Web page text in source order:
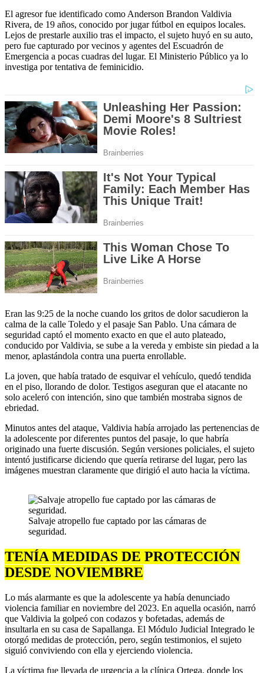
El agresor fue identificado como Anderson Brandon Valdivia
Rivera, de 19 años, conocido por jugar fútbol en equipos locales.
Lejos de prestarle auxilio tras el impacto, el sujeto huyó en su auto,
pero fue capturado por vecinos y agentes del Escuadrón de
Emergencia a pocas cuadras del lugar. El Ministerio Público ya lo
investiga por tentativa de feminicidio.
Eran las 9:25 de la noche cuando los gritos de dolor sacudieron la
calma de la calle Toledo y el pasaje San Pablo. Una cámara de
seguridad captó el momento exacto en que el auto plateado,
conducido por Valdivia, se sube a la vereda y embiste sin piedad a la
menor, aplastándola contra una puerta enrollable.
La joven, que había tratado de esquivar el vehículo, quedó tendida
en el piso, llorando de dolor. Testigos aseguran que el atacante no
solo aceleró con intención, sino que también mostraba signos de
ebriedad.
Minutos antes del ataque, Valdivia había arrojado las pertenencias de
la adolescente por diferentes puntos del pasaje, lo que habría
originado una fuerte discusión. Según versiones policiales, el sujeto
intentó justificarse diciendo que quería retirarse del lugar, pero las
imágenes muestran claramente que dirigió el auto hacia la víctima.
Salvaje atropello fue captado por las cámaras de
seguridad.
TENÍA MEDIDAS DE PROTECCIÓN
DESDE NOVIEMBRE
Lo más alarmante es que la adolescente ya había denunciado
violencia familiar en noviembre del 2023. En aquella ocasión, narró
que Valdivia la golpeó con codazos y bofetadas, además de
insultarla en su casa de Sapallanga. El Módulo Judicial Integrado le
otorgó medidas de protección, pero, según testimonios, el sujeto
siguió conviviendo con ella y ejerciendo violencia.
La víctima fue llevada de urgencia a la clínica Ortega, donde los